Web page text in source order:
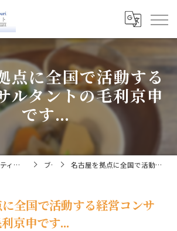
点に全国で活動する
ルタントの毛利京申
です...
名古屋のコンサルティングなら経営コンサルタント毛利京申 ブログ 名古屋を拠点に全国で活動する経営コンサルタントの毛利京申です...
全国で活動する経営コンサ
京申です...